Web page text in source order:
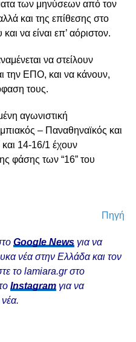
των μηνύσεων από τον
και της επίθεσης στο
να είναι επ’ αόριστον.
να στείλουν
την ΕΠΟ, και να κάνουν,
τους.
αγωνιστική
– Παναθηναϊκός και
14-16/1 έχουν
φάσης των “16” του
Πηγή
Google Newsγια να
νέα στην Ελλάδα και τον
το lamiara.gr στο
Instagram για να